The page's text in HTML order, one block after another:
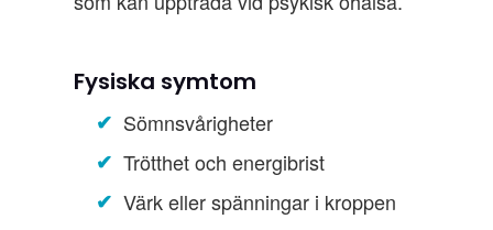
Fysiska symtom
Sömnsvårigheter
Trötthet och energibrist
Värk eller spänningar i kroppen